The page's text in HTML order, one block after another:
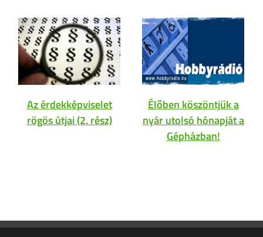
Az érdekképviselet
rögös útjai (2. rész)
Élőben köszöntjük a
nyár utolsó hónapját a
Gépházban!